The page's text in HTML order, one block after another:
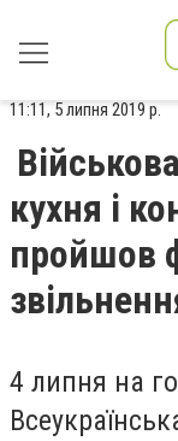
11:11, 5 липня 2019 р.
кухня і
пройшов
4 липня на